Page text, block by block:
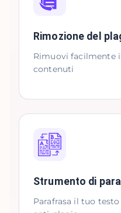
Rimozione del
Rimuovi facilmente
contenuti
Strumento di
Parafrasa il tuo